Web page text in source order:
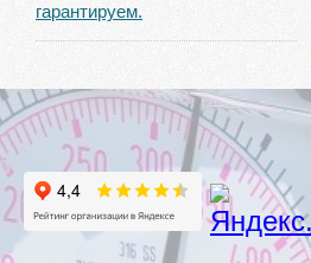
гарантируем.